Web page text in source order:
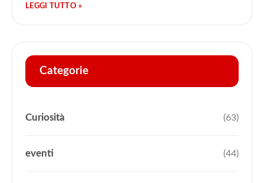
Categorie
Curiosità (63)
eventi (44)